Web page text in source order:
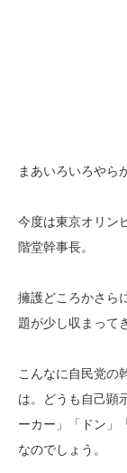
まあいろいろやら
今度は東京オリン
階堂幹事長。
擁護どころかさら
題が少し収まって
こんなに自民党の
は。どうも自己顕
ーカー」「ドン」
なのでしょう。